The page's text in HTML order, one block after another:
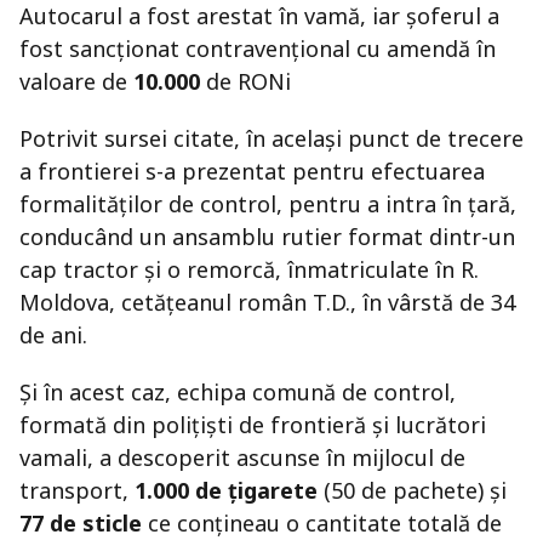
Autocarul a fost arestat în vamă, iar șoferul a
fost sancționat contravențional cu amendă în
valoare de 10.000 de RONi
Potrivit sursei citate, în același punct de trecere
a frontierei s-a prezentat pentru efectuarea
formalităților de control, pentru a intra în țară,
conducând un ansamblu rutier format dintr-un
cap tractor și o remorcă, înmatriculate în R.
Moldova, cetățeanul român T.D., în vârstă de 34
de ani.
Și în acest caz, echipa comună de control,
formată din polițiști de frontieră și lucrători
vamali, a descoperit ascunse în mijlocul de
transport, 1.000 de țigarete (50 de pachete) și
77 de sticle ce conțineau o cantitate totală de